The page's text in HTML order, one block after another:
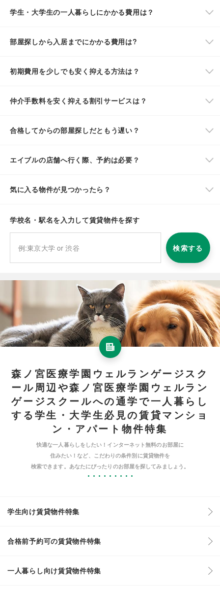
学生・大学生の一人暮らしにかかる費用は？
部屋探しから入居までにかかる費用は?
初期費用を少しでも安く抑える方法は？
仲介手数料を安く抑える割引サービスは？
合格してからの部屋探しだともう遅い？
エイブルの店舗へ行く際、予約は必要？
気に入る物件が見つかったら？
学校名・駅名を入力して賃貸物件を探す
検索する
森ノ宮医療学園ウェルランゲージスク
ール周辺や森ノ宮医療学園ウェルラン
ゲージスクールへの通学で一人暮らし
する学生・大学生必見の賃貸マンショ
ン・アパート物件特集
快適な一人暮らしをしたい！インターネット無料のお部屋に
住みたい！など、こだわりの条件別に賃貸物件を
検索できます。あなたにぴったりのお部屋を探してみましょう。
学生向け賃貸物件特集
合格前予約可の賃貸物件特集
一人暮らし向け賃貸物件特集